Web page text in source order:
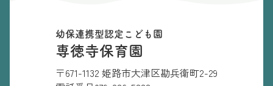
幼保連携型認定こども園
専徳寺保育園
〒671-1132 姫路市大津区勘兵衛町2-29